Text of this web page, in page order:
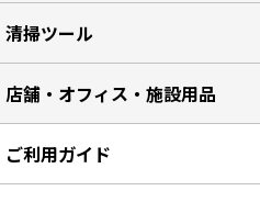
清掃ツール
店舗・オフィス・施設用品
ご利用ガイド